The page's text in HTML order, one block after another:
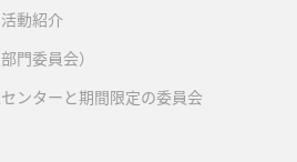
動紹介
門委員会）
ンターと期間限定の委員会